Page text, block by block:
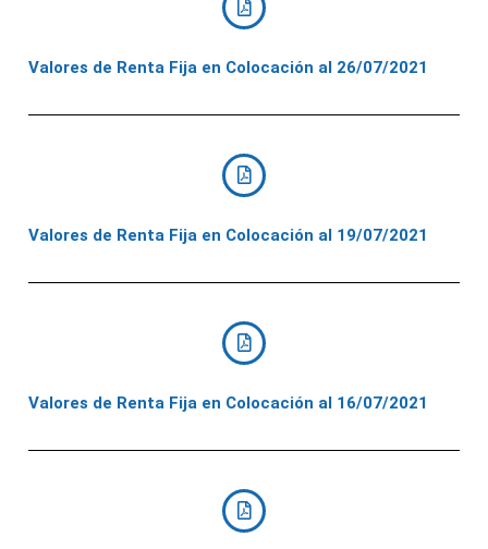
Valores de Renta Fija en Colocación al 26/07/2021
Valores de Renta Fija en Colocación al 19/07/2021
Valores de Renta Fija en Colocación al 16/07/2021